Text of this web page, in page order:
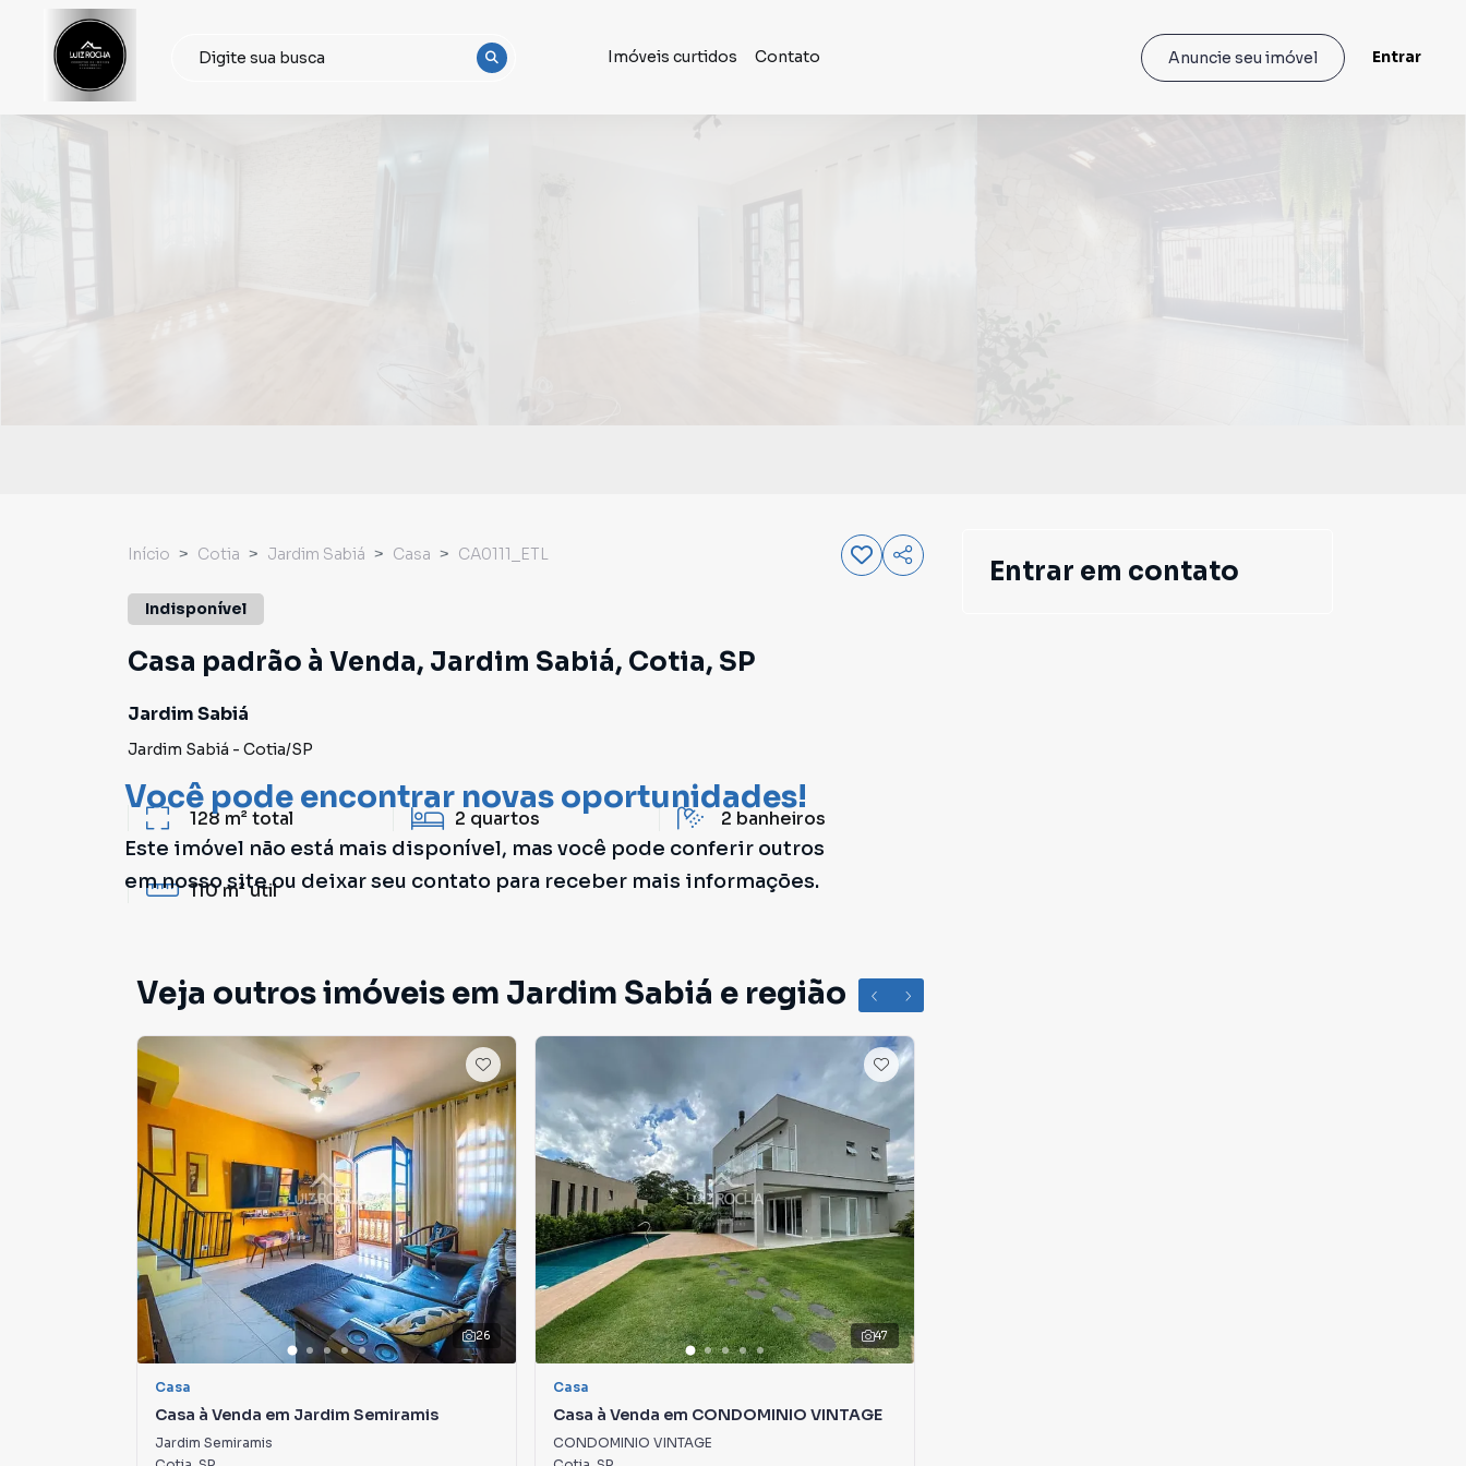
Imóveis curtidos Contato Anuncie seu imóvel Entrar
Você pode encontrar novas oportunidades!
Este imóvel não está mais disponível, mas você pode conferir outros
em nosso site ou deixar seu contato para receber mais informações.
Início Cotia Jardim Sabiá Casa CA0111_ETL
Indisponível
Casa padrão à Venda, Jardim Sabiá, Cotia, SP
Jardim Sabiá
Jardim Sabiá - Cotia/SP
128 m²total 2 quartos 2 banheiros
110 m²útil
Veja outros imóveis em Jardim Sabiá e região
26
Casa
Casa à Venda em Jardim Semiramis
Jardim Semiramis
47
Casa
Casa à Venda em CONDOMINIO VINTAGE
CONDOMINIO VINTAGE
Entrar em contato